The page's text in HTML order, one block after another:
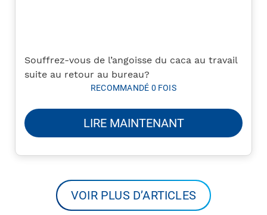
Souffrez-vous de l’angoisse du caca au travail
suite au retour au bureau?
RECOMMANDÉ 0 FOIS
LIRE MAINTENANT
VOIR PLUS D’ARTICLES